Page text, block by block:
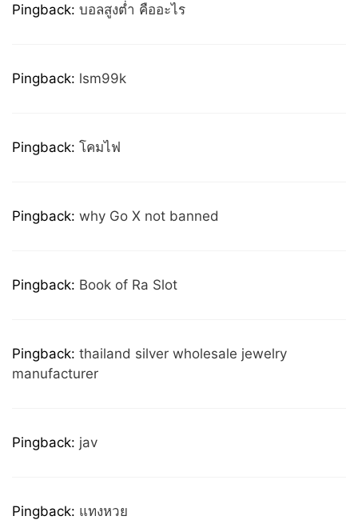
Pingback: บอลสูงต่ำ คืออะไร
Pingback: lsm99k
Pingback: โคมไฟ
Pingback: why Go X not banned
Pingback: Book of Ra Slot
Pingback: thailand silver wholesale jewelry
manufacturer
Pingback: jav
Pingback: แทงหวย